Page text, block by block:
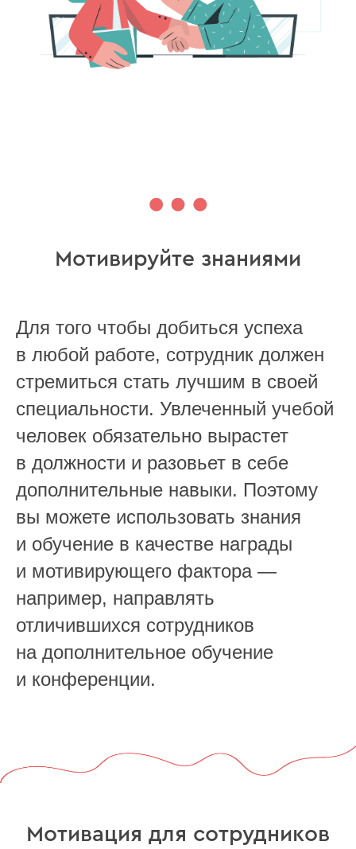
Мотивируйте знаниями
Для того чтобы добиться успеха
в любой работе, сотрудник должен
стремиться стать лучшим в своей
специальности. Увлеченный учебой
человек обязательно вырастет
в должности и разовьет в себе
дополнительные навыки. Поэтому
вы можете использовать знания
и обучение в качестве награды
и мотивирующего фактора —
например, направлять
отличившихся сотрудников
на дополнительное обучение
и конференции.
Мотивация для сотрудников